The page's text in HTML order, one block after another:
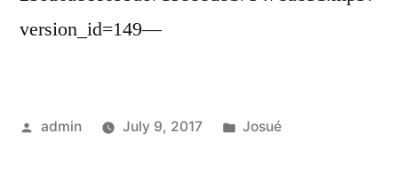
version_id=149—
Posted
admin July 9, 2017
Posted
Josué